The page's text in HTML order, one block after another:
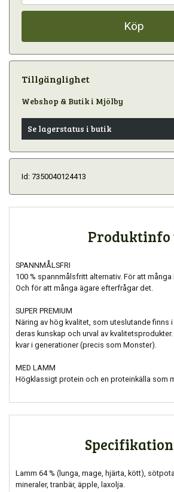
Köp
Tillgänglighet
Webshop & Butik i Mjölby
Se lagerstatus i butik
Id: 7350040124413
Produktinfo
SPANNMÅLSFRI
100 % spannmålsfritt alternativ. För att många
Och för att många ägare efterfrågar det.
SUPER PREMIUM
Näring av hög kvalitet, som uteslutande finns
deras kunskap och urval av
kvar i generationer (precis som Monster).
MED LAMM
Högklassigt protein och en proteinkälla som
Specifikation
Lamm 64 % (lunga, mage, hjärta, kött),
mineraler, tranbär, äpple, laxolja.